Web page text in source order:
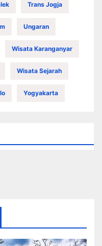
Trans Jogja
Ungaran
Wisata Karanganyar
Wisata Sejarah
Yogyakarta